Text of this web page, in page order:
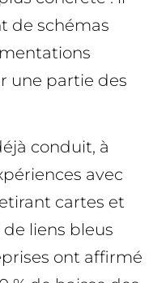
de schémas
une partie des
conduit, à
avec
cartes et
liens bleus
ont affirmé